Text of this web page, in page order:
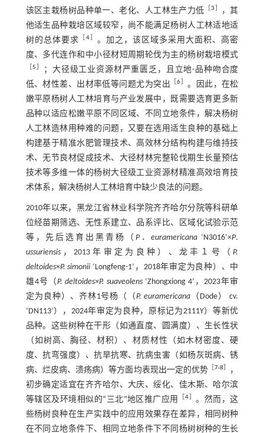
该区主栽杨树品种单一、老化、人工林生产力低 ［3
，其
他适生品种栽培区域较窄，尚不能满足杨树人工林适地适
树的总体要求
4］ 。加之，该区域多采用大面积、高密
度、多代连作和中小径材短周期轮伐为主的杨树栽培模式
［5
；大径级工业资源材严重匮乏，且立地-品种吻合度
低、材性差、出材率低等问题尤为突出 ［6
。因此，在松
嫩平原杨树人工林培育与产业发展中，既需要选育更多新
品种以适应松嫩平原不同区域、不同立地条件，解决杨树
人工林造林用种难的问题，又要在选用适生良种的基础上
构建基于精准水肥管理技术、高效林分结构构建与维持技
术、无节良材促成技术、大径材林完整轮伐期生长量预估
技术等多维一体的杨树大径级工业资源材精准高效培育技
术体系，解决杨树人工林培育中缺少良法的问题。
2010年以来，黑龙江省林业科学院齐齐哈尔分院等科研单
位经苗期筛选、无性系建立、品系评比、区域化试验示范
等，先后选育出黑青杨（ P．euramericana ‘N3016’×P.
ussuriensis，2013年审定为良种）、龙丰１号（P.
deltoides×P. simonii ‘Longfeng-1’，2018年审定为良种）、中
雄4号（ P. deltoides×P. suaveolens ‘Zhongxiong 4’，2023年审
定为良种）、齐林1号杨（（P. euramericana （Dode） cv.
‘DN113’），2024年审定为良种，原标记为2111Y）等新优
品种。这些树种在干形（如通直度、圆满度）、生长性状
（如树高、胸径、材积）、材质材性（如木材密度、硬
度、抗弯强度）、抗旱抗寒、抗病虫害（如杨灰斑病、锈
病、烂皮病、溃疡病）等方面均表现出一定的优势 ［7-8
，
初步确定适宜在齐齐哈尔、大庆、绥化、佳木斯、哈尔滨
等辖区及环境相似的“三北”地区推广应用
［4
。然而，这
些杨树良种在生产实践中的应用效果存在差异，相同树种
在不同立地条件下、相同立地条件下不同杨树树种的生长